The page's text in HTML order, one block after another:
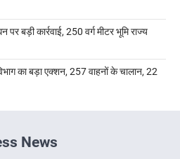
बड़ी कार्रवाई, 250 वर्ग मीटर भूमि राज्य
का बड़ा एक्शन, 257 वाहनों के चालान, 22
News